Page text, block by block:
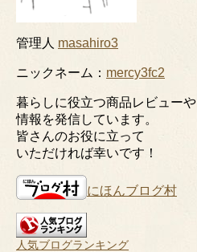
管理人 masahiro3
ニックネーム： mercy3fc2
暮らしに役立つ商品レビューや
情報を発信しています。
皆さんのお役に立って
いただければ幸いです！
にほんブログ村
人気ブログランキング